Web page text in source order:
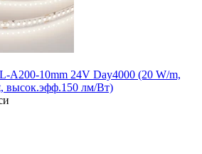
A200-10mm 24V Day4000 (20 W/m,
высок.эфф.150 лм/Вт)